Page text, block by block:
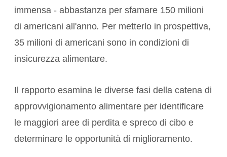
immensa - abbastanza per sfamare 150 milioni
di americani all'anno. Per metterlo in prospettiva,
35 milioni di americani sono in condizioni di
insicurezza alimentare.
Il rapporto esamina le diverse fasi della catena di
approvvigionamento alimentare per identificare
le maggiori aree di perdita e spreco di cibo e
determinare le opportunità di miglioramento.